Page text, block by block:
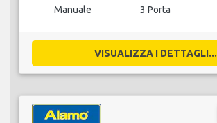
Manuale 3 Porta
VISUALIZZA I DETTAGLI...